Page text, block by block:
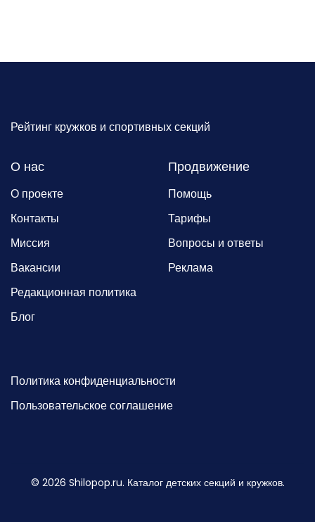
Рейтинг кружков и спортивных секций
О нас
О проекте
Контакты
Миссия
Вакансии
Редакционная политика
Блог
Продвижение
Помощь
Тарифы
Вопросы и ответы
Реклама
Политика конфиденциальности
Пользовательское соглашение
© 2026 Shilopop.ru. Каталог детских секций и кружков.